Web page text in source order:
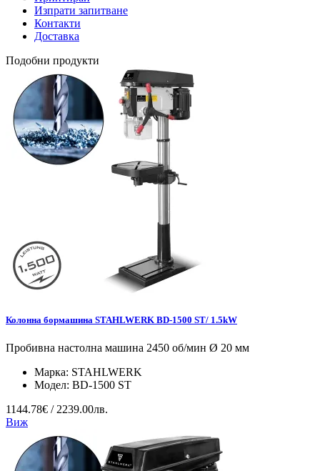
Изпрати запитване
Контакти
Доставка
Подобни продукти
Колонна бормашина STAHLWERK BD-1500 ST/ 1.5kW
Пробивна настолна машина 2450 об/мин Ø 20 мм
Марка: STAHLWERK
Модел: BD-1500 ST
1144.78€ / 2239.00лв.
Виж